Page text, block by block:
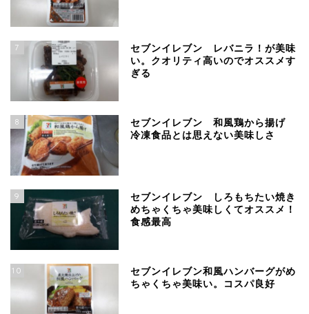
7
セブンイレブン レバニラ！が美味
い。クオリティ高いのでオススメす
ぎる
8
セブンイレブン 和風鶏から揚げ
冷凍食品とは思えない美味しさ
9
セブンイレブン しろもちたい焼き
めちゃくちゃ美味しくてオススメ！
食感最高
10
セブンイレブン和風ハンバーグがめ
ちゃくちゃ美味い。コスパ良好